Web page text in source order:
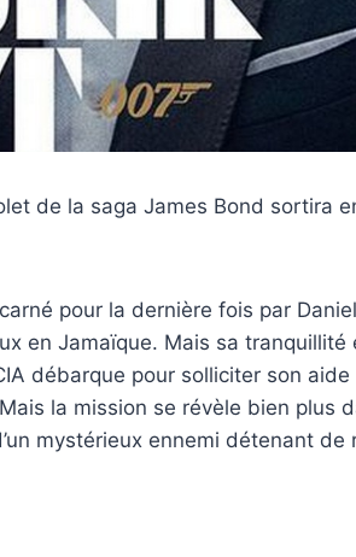
de la saga James Bond sortira
pour la dernière fois par
en Jamaïque. Mais sa tranquillité
débarque pour solliciter son aide
la mission se révèle bien plus
mystérieux ennemi détenant de